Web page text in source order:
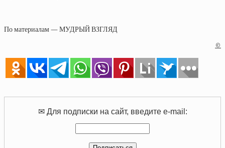
По материалам — МУДРЫЙ ВЗГЛЯД
©
✉ Для подписки на сайт, введите e-mail: